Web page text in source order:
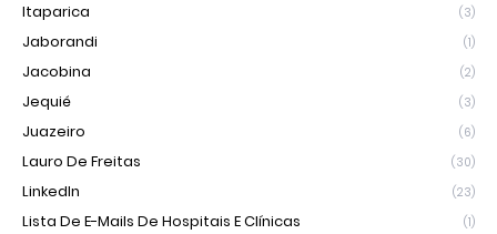
Itaparica (3)
Jaborandi (1)
Jacobina (2)
Jequié (3)
Juazeiro (6)
Lauro De Freitas (30)
LinkedIn (23)
Lista De E-Mails De Hospitais E Clínicas (1)